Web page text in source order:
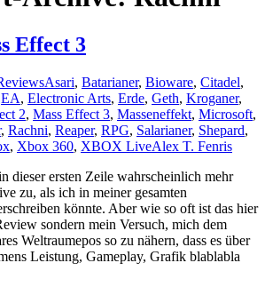
Effect 3
Asari, Batarianer, Bioware, Citadel,
EA, Electronic Arts, Erde, Geth, Kroganer,
2, Mass Effect 3, Masseneffekt, Microsoft,
, Rachni, Reaper, RPG, Salarianer, Shepard,
, Xbox 360, XBOX LiveAlex T. Fenris
dieser ersten Zeile wahrscheinlich mehr
zu, als ich in meiner gesamten
könnte. Aber wie so oft ist das hier
sondern mein Versuch, mich dem
Weltraumepos so zu nähern, dass es über
Leistung, Gameplay, Grafik blablabla